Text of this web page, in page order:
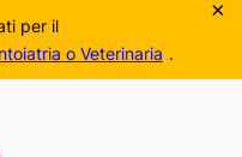
per il
o Veterinaria .
×